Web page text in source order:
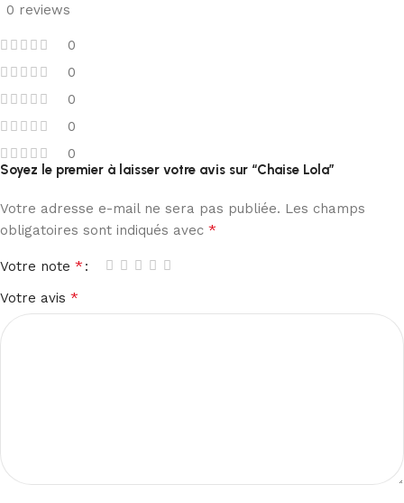
0 reviews
0
0
0
0
0
Soyez le premier à laisser votre avis sur “Chaise Lola”
Votre adresse e-mail ne sera pas publiée. Les champs
obligatoires sont indiqués avec *
Votre note *
Votre avis *